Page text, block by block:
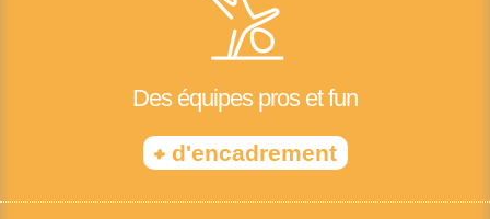
Des équipes pros et fun
+d'encadrement